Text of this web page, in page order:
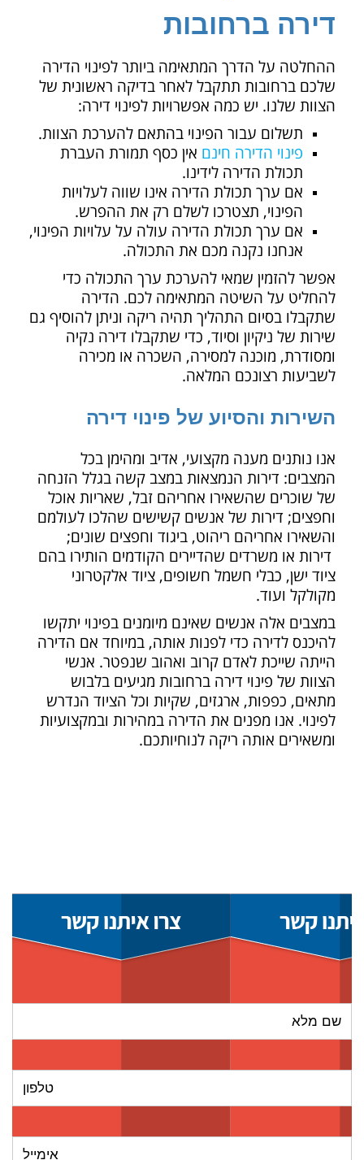
דירה ברחובות
ההחלטה על הדרך המתאימה ביותר לפינוי הדירה
שלכם ברחובות תתקבל לאחר בדיקה ראשונית של
הצוות שלנו. יש כמה אפשרויות לפינוי דירה:
תשלום עבור הפינוי בהתאם להערכת הצוות.
פינוי הדירה חינם אין כסף תמורת העברת
תכולת הדירה לידינו.
אם ערך תכולת הדירה אינו שווה לעלויות
הפינוי, תצטרכו לשלם רק את ההפרש.
אם ערך תכולת הדירה עולה על עלויות הפינוי,
אנחנו נקנה מכם את התכולה.
אפשר להזמין שמאי להערכת ערך התכולה כדי
להחליט על השיטה המתאימה לכם. הדירה
שתקבלו בסיום התהליך תהיה ריקה וניתן להוסיף גם
שירות של ניקיון וסיוד, כדי שתקבלו דירה נקיה
ומסודרת, מוכנה למסירה, השכרה או מכירה
לשביעות רצונכם המלאה.
השירות והסיוע של פינוי דירה
אנו נותנים מענה מקצועי, אדיב ומהימן בכל
המצבים: דירות הנמצאות במצב קשה בגלל הזנחה
של שוכרים שהשאירו אחריהם זבל, שאריות אוכל
וחפצים; דירות של אנשים קשישים שהלכו לעולמם
והשאירו אחריהם ריהוט, ביגוד וחפצים שונים;
דירות או משרדים שהדיירים הקודמים הותירו בהם
ציוד ישן, כבלי חשמל חשופים, ציוד אלקטרוני
מקולקל ועוד.
במצבים אלה אנשים שאינם מיומנים בפינוי יתקשו
להיכנס לדירה כדי לפנות אותה, במיוחד אם הדירה
הייתה שייכת לאדם קרוב ואהוב שנפטר. אנשי
הצוות של פינוי דירה ברחובות מגיעים בלבוש
מתאים, כפפות, ארגזים, שקיות וכל הציוד הנדרש
לפינוי. אנו מפנים את הדירה במהירות ובמקצועיות
ומשאירים אותה ריקה לנוחיותכם.